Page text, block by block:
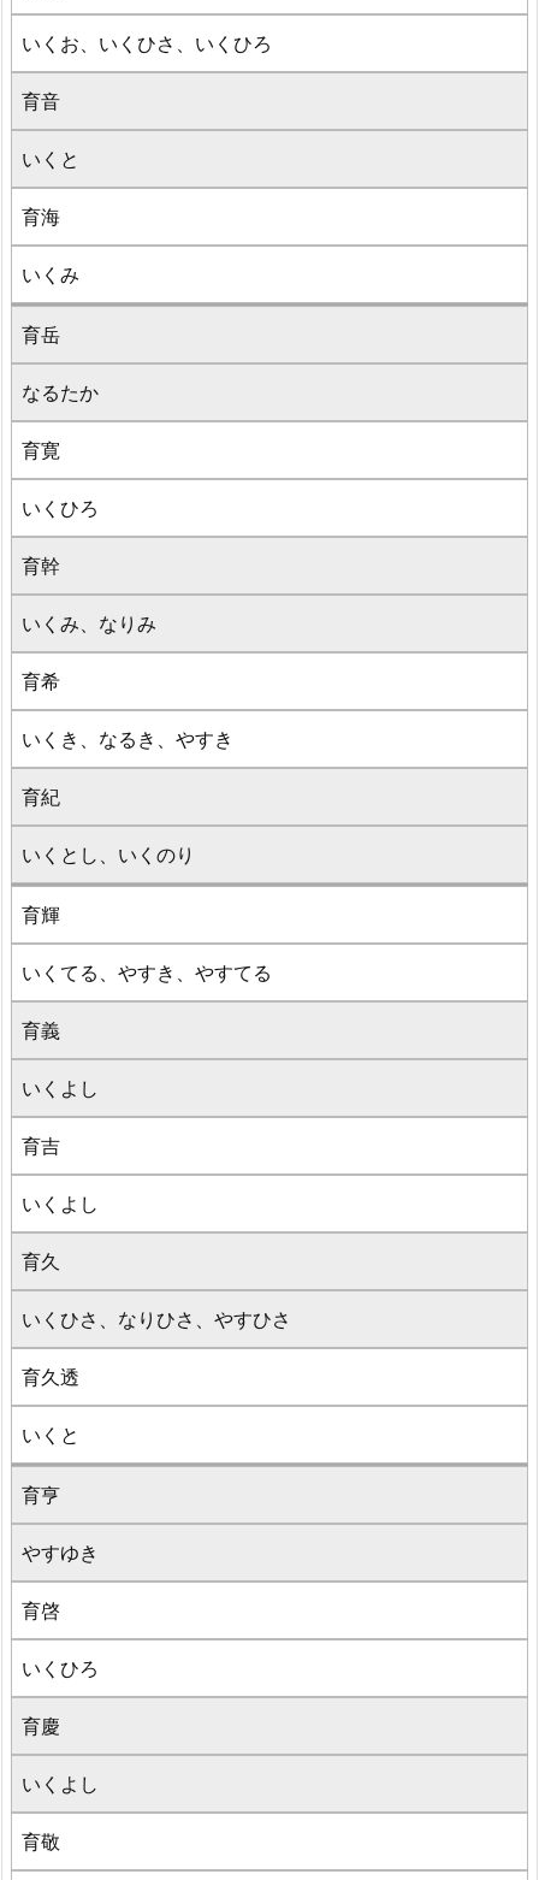
いくお、いくひさ、いくひろ
育音
いくと
育海
いくみ
育岳
なるたか
育寛
いくひろ
育幹
いくみ、なりみ
育希
いくき、なるき、やすき
育紀
いくとし、いくのり
育輝
いくてる、やすき、やすてる
育義
いくよし
育吉
いくよし
育久
いくひさ、なりひさ、やすひさ
育久透
いくと
育亨
やすゆき
育啓
いくひろ
育慶
いくよし
育敬